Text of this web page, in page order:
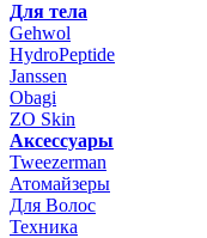
Для тела
Gehwol
HydroPeptide
Janssen
Obagi
ZO Skin
Aксессуары
Tweezerman
Атомайзеры
Для Волос
Техника